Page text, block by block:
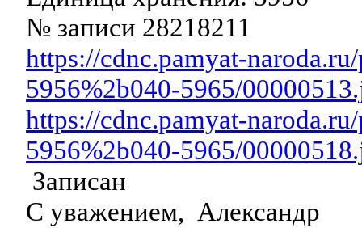
№ записи 28218211
https://cdnc.pamyat-
5956%2b040-5965/
https://cdnc.pamyat-
5956%2b040-5965/
Записан
С уважением, Александр